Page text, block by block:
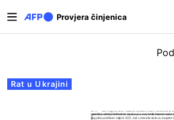
Provjera činjenica
Primarne oznake
Rat u Ukrajini